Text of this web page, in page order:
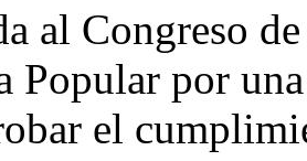
al Congreso
Popular por
el